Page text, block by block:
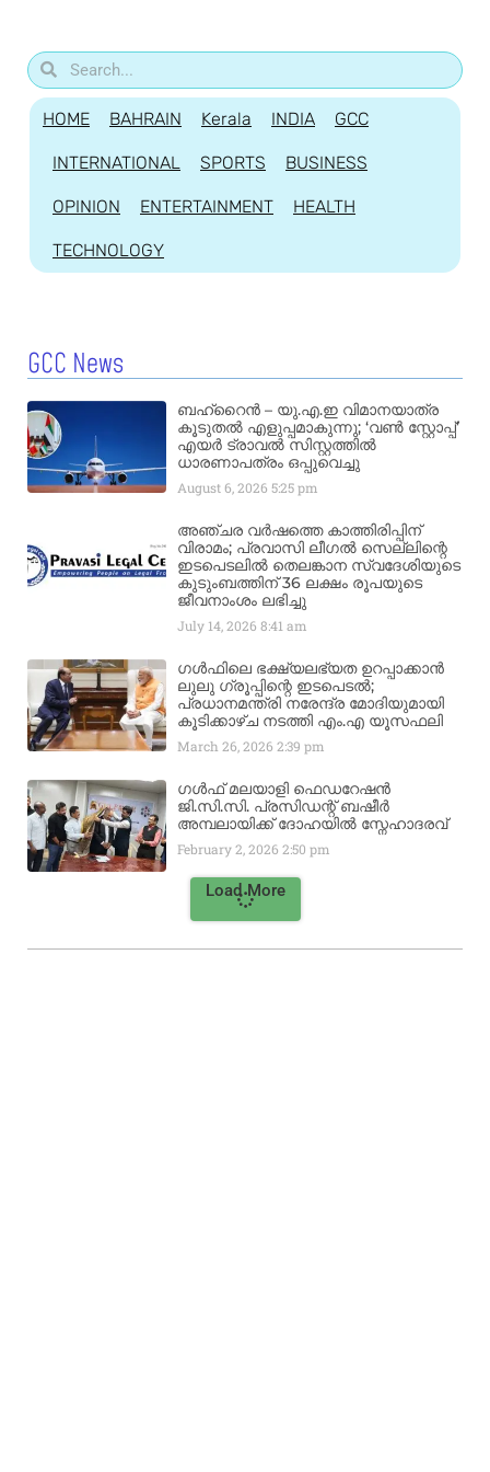
HOME BAHRAIN Kerala INDIA GCC
INTERNATIONAL SPORTS BUSINESS
OPINION ENTERTAINMENT HEALTH
TECHNOLOGY
GCC News
ബഹ്‌റൈൻ – യു.എ.ഇ വിമാനയാത്ര
കൂടുതൽ എളുപ്പമാകുന്നു; ‘വൺ സ്റ്റോപ്പ്’
എയർ ട്രാവൽ സിസ്റ്റത്തിൽ
ധാരണാപത്രം ഒപ്പുവെച്ചു
August 6, 20265:25 pm
അഞ്ചര വർഷത്തെ കാത്തിരിപ്പിന്
വിരാമം; പ്രവാസി ലീഗൽ സെല്ലിന്റെ
ഇടപെടലിൽ തെലങ്കാന സ്വദേശിയുടെ
കുടുംബത്തിന് 36 ലക്ഷം രൂപയുടെ
ജീവനാംശം ലഭിച്ചു
July 14, 20268:41 am
ഗൾഫിലെ ഭക്ഷ്യലഭ്യത ഉറപ്പാക്കാൻ
ലുലു ഗ്രൂപ്പിന്റെ ഇടപെടൽ;
പ്രധാനമന്ത്രി നരേന്ദ്ര മോദിയുമായി
കൂടിക്കാഴ്ച നടത്തി എം.എ യൂസഫലി
March 26, 20262:39 pm
ഗൾഫ് മലയാളി ഫെഡറേഷൻ
ജി.സി.സി. പ്രസിഡന്റ് ബഷീർ
അമ്പലായിക്ക് ദോഹയിൽ സ്നേഹാദരവ്
February 2, 20262:50 pm
Load More